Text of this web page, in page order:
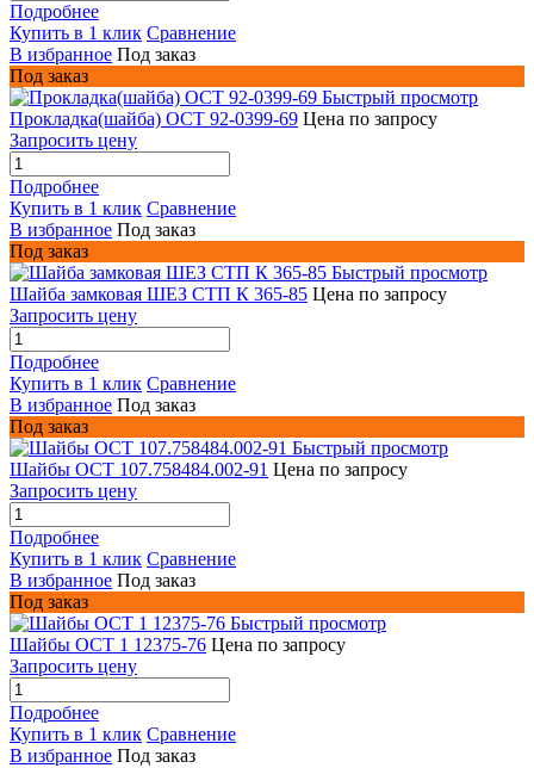
Подробнее
Купить в 1 клик Сравнение
В избранное Под заказ
Под заказ
Быстрый просмотр
Прокладка(шайба) ОСТ 92-0399-69 Цена по запросу
Запросить цену
Подробнее
Купить в 1 клик Сравнение
В избранное Под заказ
Под заказ
Быстрый просмотр
Шайба замковая ШЕЗ СТП К 365-85 Цена по запросу
Запросить цену
Подробнее
Купить в 1 клик Сравнение
В избранное Под заказ
Под заказ
Быстрый просмотр
Шайбы ОСТ 107.758484.002-91 Цена по запросу
Запросить цену
Подробнее
Купить в 1 клик Сравнение
В избранное Под заказ
Под заказ
Быстрый просмотр
Шайбы ОСТ 1 12375-76 Цена по запросу
Запросить цену
Подробнее
Купить в 1 клик Сравнение
В избранное Под заказ